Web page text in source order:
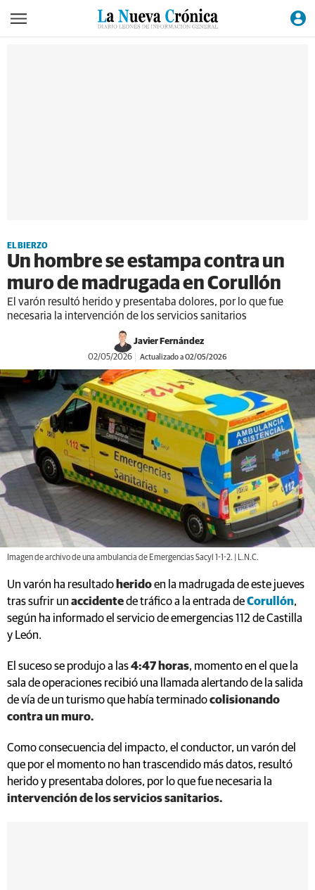
EL BIERZO
Un hombre se estampa contra un
muro de madrugada en Corullón
El varón resultó herido y presentaba dolores, por lo que fue
necesaria la intervención de los servicios sanitarios
Javier Fernández
02/05/2026 Actualizado a 02/05/2026
Imagen de archivo de una ambulancia de Emergencias Sacyl 1-1-2. | L.N.C.
Un varón ha resultado heridoen la madrugada de este jueves
tras sufrir un accidentede tráfico a la entrada deCorullón,
según ha informado el servicio de emergencias 112 de Castilla
y León.
El suceso se produjo a las4:47 horas, momento en el que la
sala de operaciones recibió una llamada alertando de la salida
de vía de un turismo que había terminadocolisionando
contra un muro.
Como consecuencia del impacto, el conductor, un varón del
que por el momento no han trascendido más datos, resultó
herido y presentaba dolores, por lo que fue necesaria la
intervención de los servicios sanitarios.